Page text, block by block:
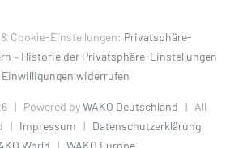
Cookie-Einstellungen: Privatsphäre-
– Historie der Privatsphäre-Einstellungen
Einwilligungen widerrufen
| Powered byWAKO Deutschland | All
| Impressum | Datenschutzerklärung
World | WAKO Europe